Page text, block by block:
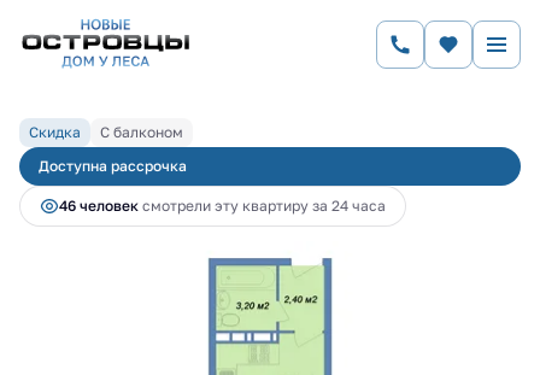
Студия25 м2
5 075 000 руб.
4 669 000 руб.
Ипотекаот 18 943 руб.
Скидка
С балконом
Доступна рассрочка
46 человек смотрели эту квартиру за 24 часа